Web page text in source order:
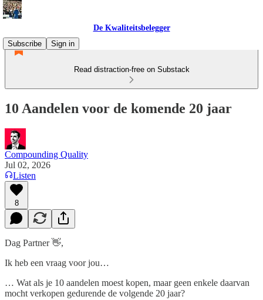
De Kwaliteitsbelegger
Subscribe
Sign in
Read distraction-free on Substack
10 Aandelen voor de komende 20 jaar
Compounding Quality
Jul 02, 2026
Listen
8
Dag Partner 👋,
Ik heb een vraag voor jou…
… Wat als je 10 aandelen moest kopen, maar geen enkele daarvan
mocht verkopen gedurende de volgende 20 jaar?